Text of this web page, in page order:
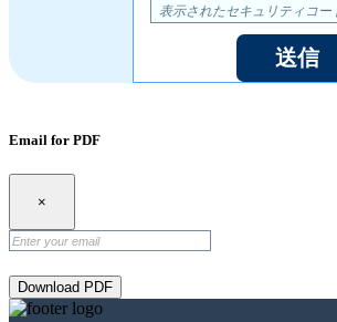
送信
Email for PDF
×
Download PDF